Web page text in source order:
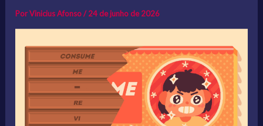
PorVinicius Afonso/24 de junho de 2026